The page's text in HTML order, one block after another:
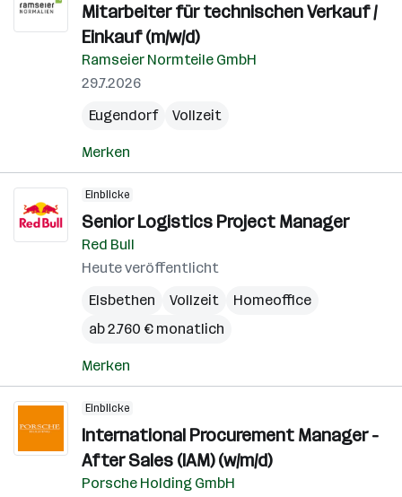
Mitarbeiter für technischen Verkauf /
Einkauf (m/w/d)
Ramseier Normteile GmbH
29.7.2026
Eugendorf
Vollzeit
Merken
Einblicke
Senior Logistics Project Manager
Red Bull
Heute veröffentlicht
Elsbethen
Vollzeit
Homeoffice
ab 2.760 € monatlich
Merken
Einblicke
International Procurement Manager -
After Sales (IAM) (w/m/d)
Porsche Holding GmbH